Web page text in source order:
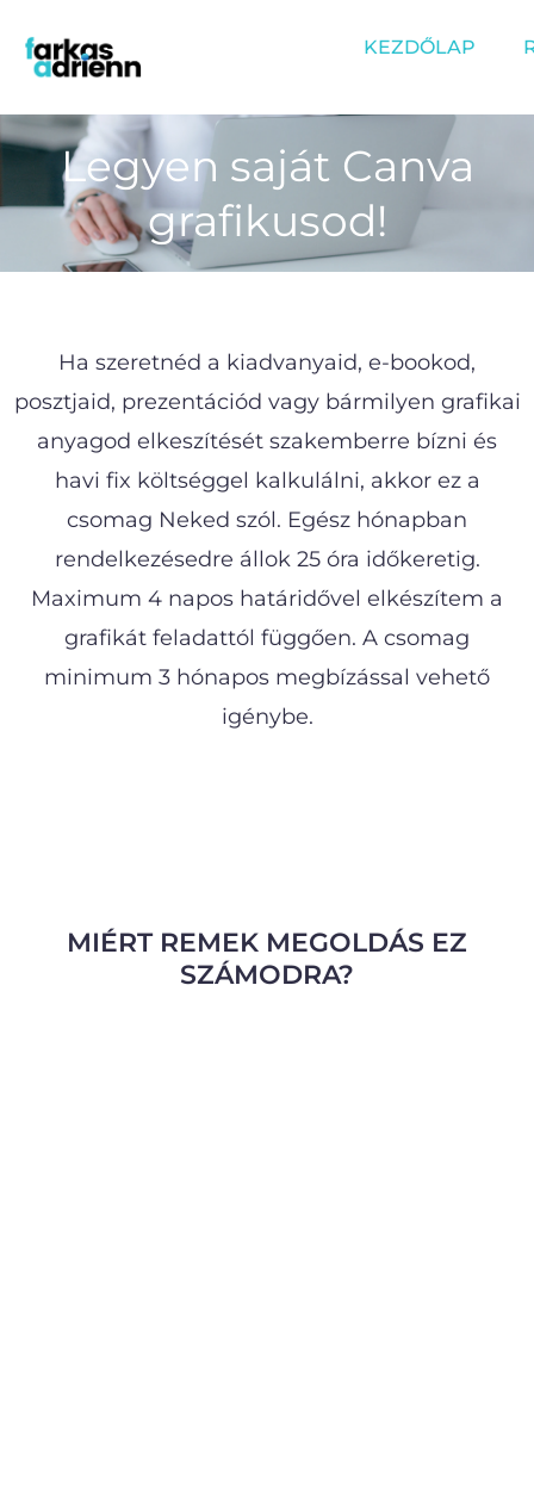
content
KEZDŐLAP
Legyen saját Canva
grafikusod!
Ha szeretnéd a kiadvanyaid, e-bookod,
posztjaid, prezentációd vagy bármilyen grafikai
anyagod elkeszítését szakemberre bízni és
havi fix költséggel kalkulálni, akkor ez a
csomag Neked szól. Egész hónapban
rendelkezésedre állok 25 óra időkeretig.
Maximum 4 napos határidővel elkészítem a
grafikát feladattól függően. A csomag
minimum 3 hónapos megbízással vehető
igénybe.
MIÉRT REMEK MEGOLDÁS EZ
SZÁMODRA?